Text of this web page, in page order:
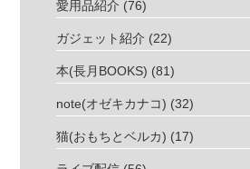
愛用品紹介 (76)
ガジェット紹介 (22)
本(長月BOOKS) (81)
note(オゼキカナコ) (32)
猫(おもちとベルカ) (17)